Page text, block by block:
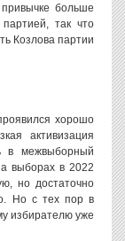
больше
так что
Козлова партии
хорошо
активизация
в межвыборный
выборах в 2022
но достаточно
Но с тех пор в
избирателю уже